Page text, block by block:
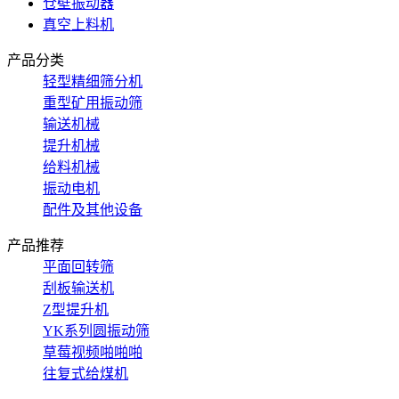
真空上料机
产品分类
轻型精细筛分机
重型矿用振动筛
输送机械
提升机械
给料机械
振动电机
配件及其他设备
产品推荐
平面回转筛
刮板输送机
Z型提升机
YK系列圆振动筛
草莓视频啪啪啪
往复式给煤机